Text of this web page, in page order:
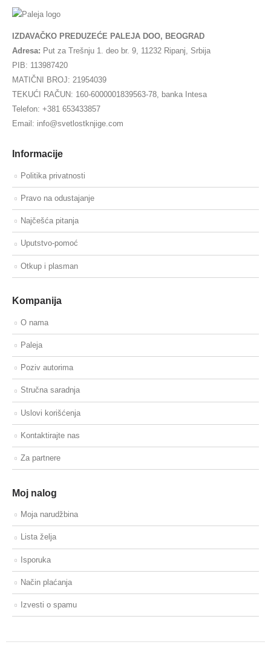
IZDAVAČKO PREDUZEĆE PALEJA DOO, BEOGRAD
Adresa: Put za Trešnju 1. deo br. 9, 11232 Ripanj, Srbija
PIB: 113987420
MATIČNI BROJ: 21954039
TEKUĆI RAČUN: 160-6000001839563-78, banka Intesa
Telefon: +381 653433857
Email: info@svetlostknjige.com
Informacije
Politika privatnosti
Pravo na odustajanje
Najčešća pitanja
Uputstvo-pomoć
Otkup i plasman
Kompanija
O nama
Paleja
Poziv autorima
Stručna saradnja
Uslovi korišćenja
Kontaktirajte nas
Za partnere
Moj nalog
Moja narudžbina
Lista želja
Isporuka
Način plaćanja
Izvesti o spamu